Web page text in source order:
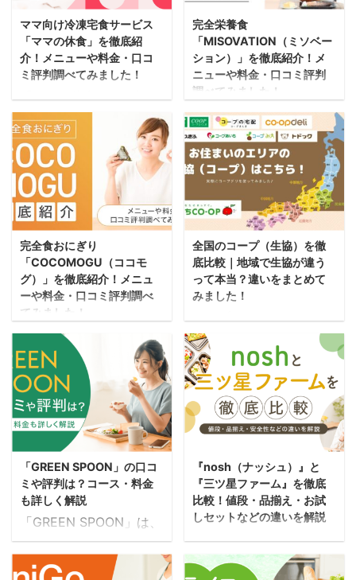
供も一緒に食べられる薄
味で、丁寧に手づくりし
ています。 冷蔵でのお届
けなので、出来立てその
ままの美味しさが楽しめ
ます。 ここではつくりお
き.jpの料金プランや配達
エリアなどの基本情報か
らメリット・デメリッ
ト、実際につくりおき.jp
を注文して食べてみた感
想も詳しく紹介していま
すので、参考にしていた
だければうれしいです。
つくりおき.jpの特徴とこ
だわ ...
ます。 食品や日用品など
毎週6,000品目以上から
選んで、その時々の「ほ
しいもの」を購入するこ
とができます。 離乳食・
幼児食に便利な商品や、
おむつ、おもちゃ、絵本
など子育てグッズも幅広
く取り扱っていますよ。
また、話題の「ミールキ
ット」もコープデリなら
豊富。 定番はもちろん、
世界のグルメやヘルシー
メニューなど毎週約40品
目の品揃えをご用意して
います。 ...
ママ向け冷凍宅食サービス
「ママの休食」を徹底紹
介！メニューや料金・口コ
ミ評判調べてみました！
「ママの休食」は、毎日
忙しいママと家族のため
の宅配弁当サービスで
す。 その特徴は、容器ご
とレンジで温めて簡単調
理が可能ということ。 1
食に15種類以上の食材を
使用し、冷凍弁当とは思
えないおいしさを実現し
ています。 ここでは「マ
マの休食」の料金プラン
や配達エリアなどの基本
情報からメリット・デメ
リットなどについて詳し
く紹介していますので、
参考にしていただければ
うれしいです。 「ママの
休食」の特徴とこだわり
容器ごとレンジで約5分
温めるだけ！ 「ママの休
食」の冷凍弁当は容器ご
とレンジで約5分温める
だけ！ 簡単調 ...
完全栄養食
「MISOVATION（ミソベー
ション）」を徹底紹介！メ
ニューや料金・口コミ評判
調べてみました！
「MISOVATION（ミソベ
ーション）」は、味噌汁
タイプの新しい完全栄養
食です。 「心も身体も満
たす究極の1杯」をコン
セプトに、15種類の具材
がたっぷり。 厚生労働省
「日本人の食事摂取基
準」に基づき、1日に必
要な31種類の栄養素をバ
ランスよく摂取できるよ
う栄養設計されていま
す。 ここでは
「MISOVATION（ミソベ
ーション）」の料金プラ
ンや配達エリアなどの基
本情報からメリット・デ
メリットなどについて詳
で、参考にしていただけ
ればうれしいです。
「MISOVATION（ミソベ
完全食おにぎり
「COCOMOGU（ココモ
グ）」を徹底紹介！メニュ
ーや料金・口コミ評判調べ
てみました！
「COCOMOGU（ココモ
グ）」は、オルビス株式
会社が提供するおにぎり
の冷凍宅配サービスで
す。 その特徴は、食材ひ
とつひとつの良さを存分
に生かし、おいしさと栄
養バランスの両立を目指
して開発した、こころも
からだも満たされる完全
食おにぎりということ。
一日に必要な30種類以上
の栄養素をぎゅっと詰め
全国のコープ（生協）を徹
底比較｜地域で生協が違う
って本当？違いをまとめて
みました！
コープデリやおうちコー
プなどの全国のコープ
は、生協が運営する食材
宅配サービスです。 そん
なコープの食材宅配サー
ビスですが全国展開のサ
ービスで、各エリアごと
に名称や配達を担当する
生協が異なります。 この
記事では、それぞれのコ
ープの送料や商品価格、
注文・支払い方法などそ
れぞれの違いを比較して
まとめているので参考に
「GREEN SPOON」の口コ
ミや評判は？コース・料金
も詳しく解説
「GREEN SPOON」は、
利用シーンや気分に合わ
せて自由自在に組み合わ
『nosh（ナッシュ）』と
『三ツ星ファーム』を徹底
比較！値段・品揃え・お試
しセットなどの違いを解説
ナッシュと三ツ星ファー
ム、どちらもダイエット
中の方や糖質・カロリー